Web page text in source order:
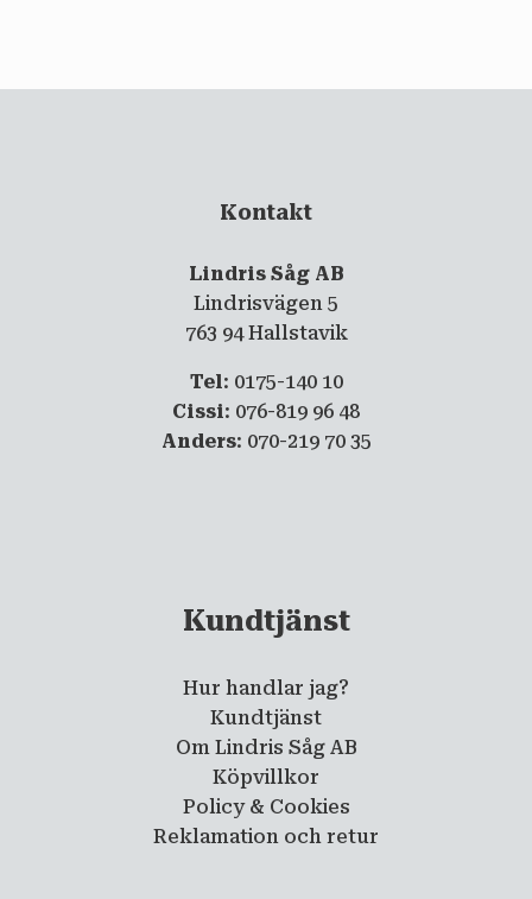
Kontakt
Lindris Såg AB
Lindrisvägen 5
763 94 Hallstavik
Tel: 0175-140 10
Cissi: 076-819 96 48
Anders: 070-219 70 35
Kundtjänst
Hur handlar jag?
Kundtjänst
Om Lindris Såg AB
Köpvillkor
Policy & Cookies
Reklamation och retur